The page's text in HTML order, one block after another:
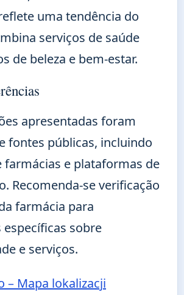
uma tendência do
serviços de saúde
de beleza e bem-estar.
apresentadas foram
fontes públicas, incluindo
farmácias e plataformas de
Recomenda-se verificação
farmácia para
sobre
e serviços.
– Mapa lokalizacji